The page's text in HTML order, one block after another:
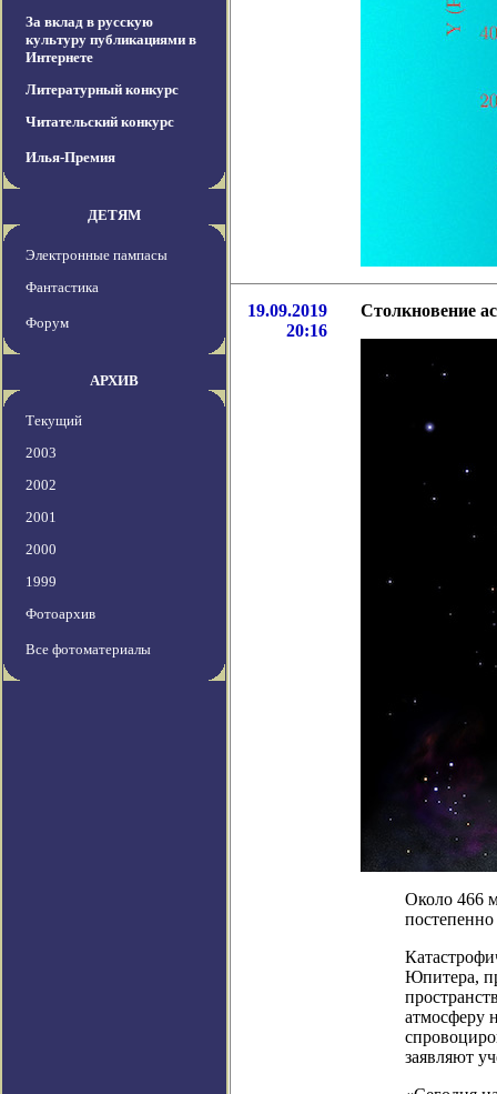
За вклад в русскую
культуру публикациями в
Интернете
Литературный конкурс
Читательский конкурс
Илья-Премия
ДЕТЯМ
Электронные пампасы
Фантастика
Форум
АРХИВ
Текущий
2003
2002
2001
2000
1999
Фотоархив
Все фотоматериалы
19.09.2019
20:16
Столкновение
Около 466
Юпитера,
атмосферу
заявляют